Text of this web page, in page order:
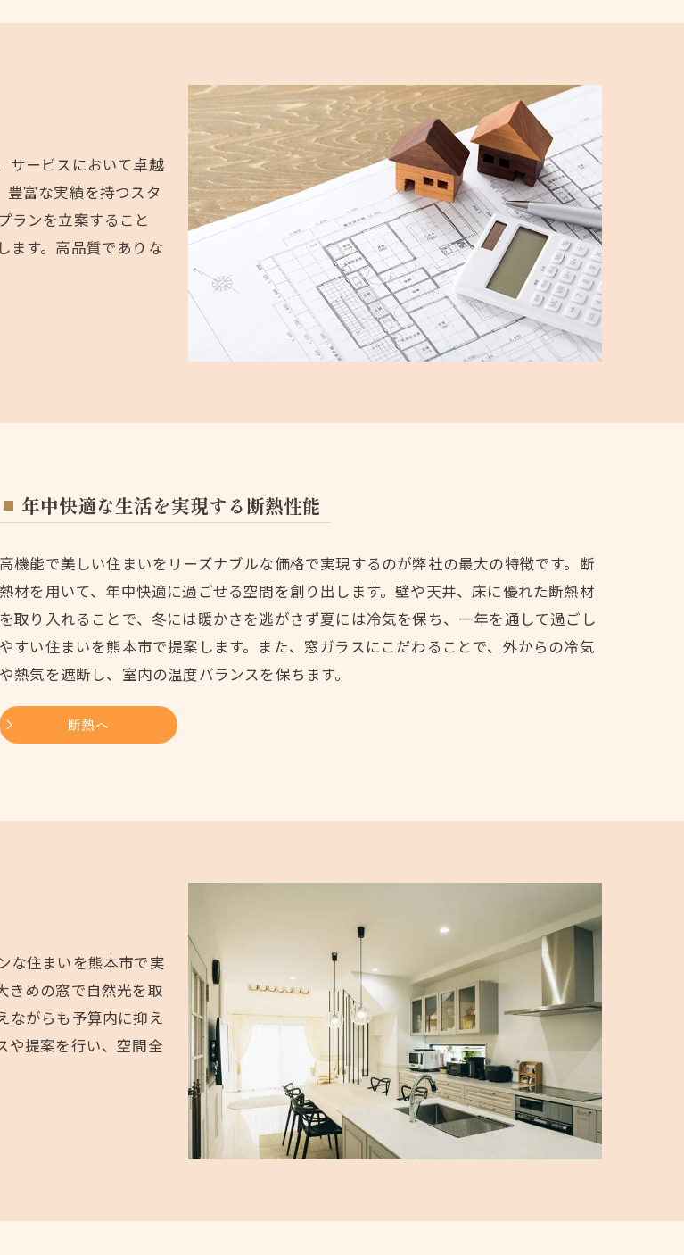
サービスにおいて卓越
豊富な実績を持つスタ
ランを立案すること
ます。高品質でありな
年中快適な生活を実現する断熱性能
高機能で美しい住まいをリーズナブルな価格で実現するのが弊社の最大の特徴です。断
熱材を用いて、年中快適に過ごせる空間を創り出します。壁や天井、床に優れた断熱材
を取り入れることで、冬には暖かさを逃がさず夏には冷気を保ち、一年を通して過ごし
やすい住まいを熊本市で提案します。また、窓ガラスにこだわることで、外からの冷気
や熱気を遮断し、室内の温度バランスを保ちます。
断熱へ
な住まいを熊本市で実
きめの窓で自然光を取
ながらも予算内に抑え
や提案を行い、空間全